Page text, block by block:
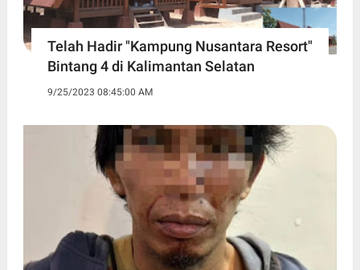
Telah Hadir "Kampung Nusantara Resort"
Bintang 4 di Kalimantan Selatan
9/25/2023 08:45:00 AM